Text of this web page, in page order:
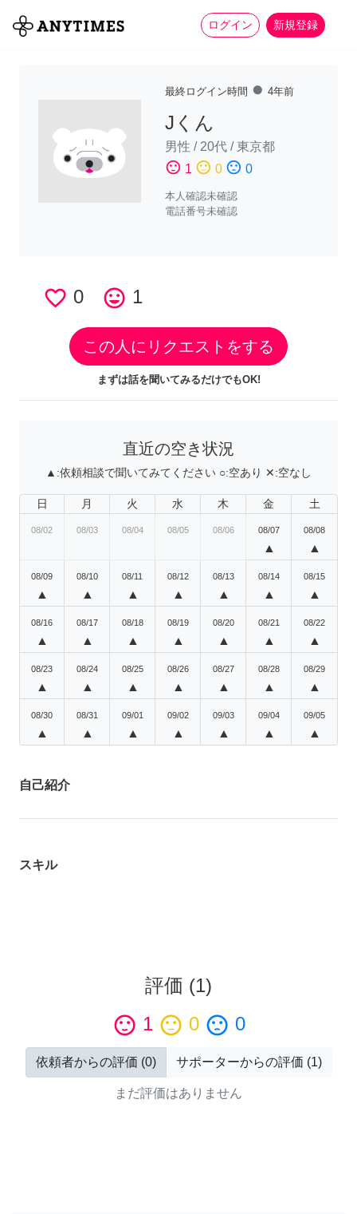
ログイン 新規登録
全て 家事 more_horiz
最終ログイン時間 fiber_manual_record 4年前
Jくん
男性 / 20代 /東京都
sentiment_satisfied 1 sentiment_neutral 0 sentiment_dissatisfied 0
本人確認未確認
電話番号未確認
favorite_border 0 tag_faces 1
この人にリクエストをする
まずは話を聞いてみるだけでもOK!
直近の空き状況
▲:依頼相談で聞いてみてください ○:空あり ✕:空なし
日 月 火 水 木 金 土
08/02 08/03 08/04 08/05 08/06 08/07
▲
08/08
▲
08/09
▲
08/10
▲
08/11
▲
08/12
▲
08/13
▲
08/14
▲
08/15
▲
08/16
▲
08/17
▲
08/18
▲
08/19
▲
08/20
▲
08/21
▲
08/22
▲
08/23
▲
08/24
▲
08/25
▲
08/26
▲
08/27
▲
08/28
▲
08/29
▲
08/30
▲
08/31
▲
09/01
▲
09/02
▲
09/03
▲
09/04
▲
09/05
▲
自己紹介
スキル
評価 (1)
sentiment_satisfied 1 sentiment_neutral 0 sentiment_dissatisfied 0
依頼者からの評価 (0) サポーターからの評価 (1)
まだ評価はありません